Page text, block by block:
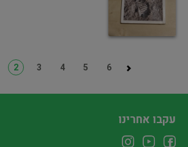
2 3 4 5 6
עקבו אחרינו